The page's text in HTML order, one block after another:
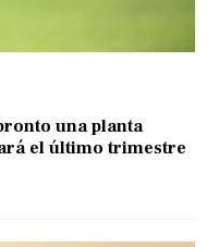
una planta
el último trimestre